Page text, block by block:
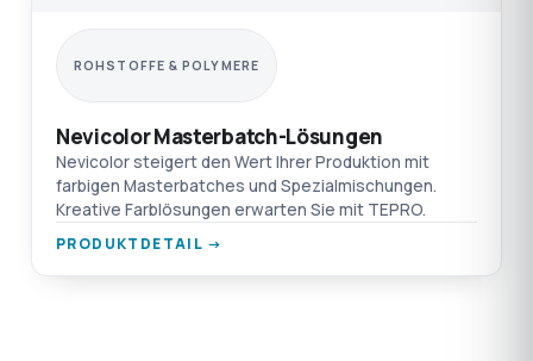
ROHSTOFFE & POLYMERE
Nevicolor Masterbatch-Lösungen
Nevicolor steigert den Wert Ihrer Produktion mit
farbigen Masterbatches und Spezialmischungen.
Kreative Farblösungen erwarten Sie mit TEPRO.
PRODUKTDETAIL →